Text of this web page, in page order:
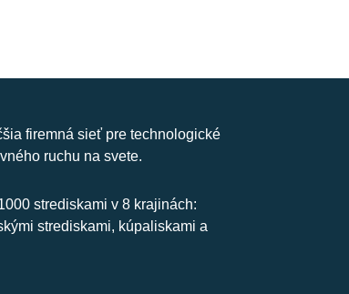
firemná sieť pre technologické
ruchu na svete.
strediskami v 8 krajinách:
strediskami, kúpaliskami a